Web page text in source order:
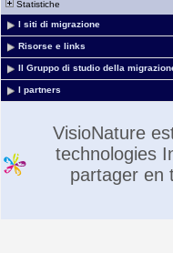
Statistiche
I siti di migrazione
Risorse e links
Il Gruppo di studio della
I partners
VisioNature
technologies
partager en